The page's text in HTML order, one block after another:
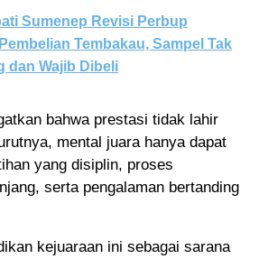
Sumenep Revisi Perbup
Tembakau, Sampel Tak
dan Wajib Dibeli
bahwa prestasi tidak lahir
mental juara hanya dapat
yang disiplin, proses
serta pengalaman bertanding
kejuaraan ini sebagai sarana